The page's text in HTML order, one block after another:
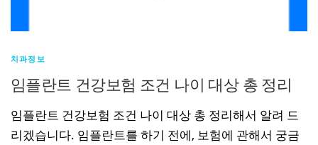
치과정보
임플란트 건강보험 조건 나이 대상 총 정리
임플란트 건강보험 조건 나이 대상 총 정리해서 알려 드
리겠습니다. 임플란트를 하기 전에, 보험에 관해서 궁금